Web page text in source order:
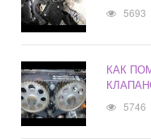
5693
КАК
5746